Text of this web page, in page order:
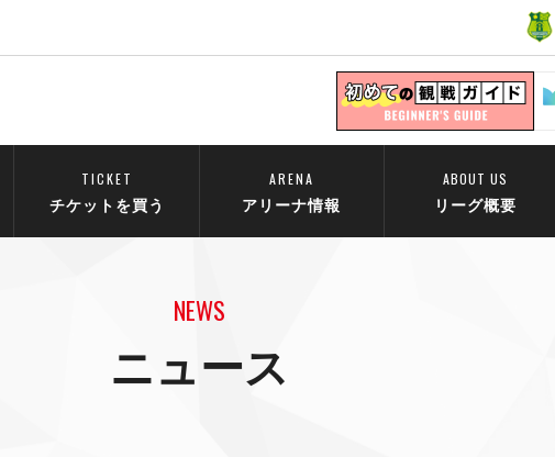
TICKET
チケットを買う
ARENA
アリーナ情報
ABOUT US
リーグ概要
NEWS
ニュース